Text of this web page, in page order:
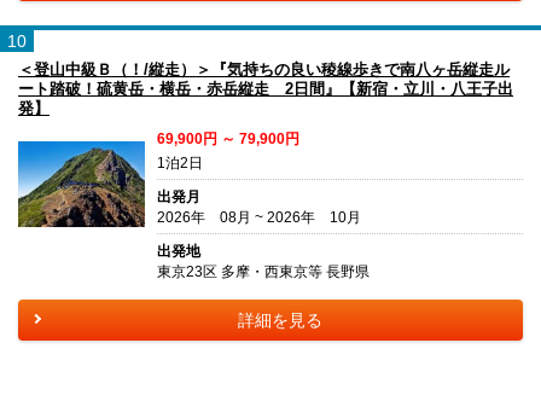
10
＜登山中級Ｂ（！/縦走）＞『気持ちの良い稜線歩きで南八ヶ岳縦走ル
ート踏破！硫黄岳・横岳・赤岳縦走 2日間』【新宿・立川・八王子出
発】
69,900円 ～ 79,900円
1泊2日
出発月
2026年 08月 ~ 2026年 10月
出発地
東京23区 多摩・西東京等 長野県
詳細を見る